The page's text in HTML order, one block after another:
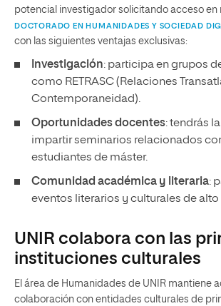
potencial investigador solicitando acceso en
DOCTORADO EN HUMANIDADES Y SOCIEDAD
con las siguientes ventajas exclusivas:
Investigación: participa en grupos
como RETRASC (Relaciones
Contemporaneidad).
Oportunidades docentes: tendrás
impartir seminarios relacionados
estudiantes de máster.
Comunidad académica y literaria:
eventos literarios y culturales de alto
UNIR colabora con las
instituciones culturales
El área de Humanidades de UNIR mantiene
colaboración con entidades culturales de